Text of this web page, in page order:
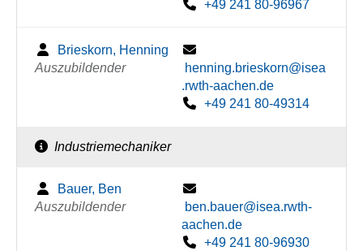
+49 241 80-96967
Brieskorn, Henning
Auszubildender
henning.brieskorn@isea
.rwth-aachen.de
+49 241 80-49314
Industriemechaniker
Bauer, Ben
Auszubildender
ben.bauer@isea.rwth-
aachen.de
+49 241 80-96930